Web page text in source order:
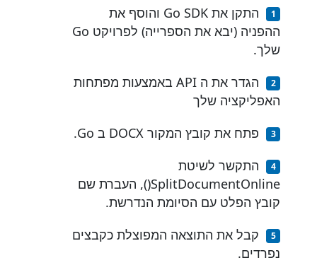
התקן את Go SDK והוסף את
ההפניה (יבא את הספרייה) לפרויקט Go
שלך.
הגדר את ה API באמצעות מפתחות
האפליקציה שלך
פתח את קובץ המקור DOCX ב Go.
התקשר לשיטת
SplitDocumentOnline(), העברת שם
קובץ הפלט עם הסיומת הנדרשת.
קבל את התוצאה המפוצלת כקבצים
נפרדים.